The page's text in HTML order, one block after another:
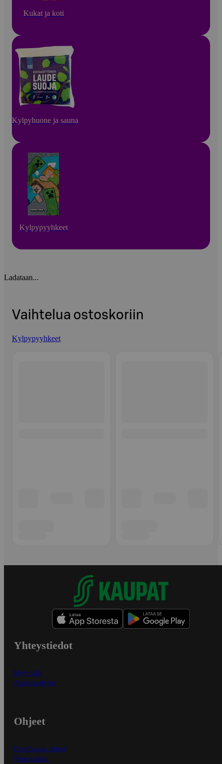
Kukat ja koti
Kylpyhuone ja sauna
Kylpypyyhkeet
Ladataan...
Vaihtelua ostoskoriin
Kylpypyyhkeet
Yhteystiedot
Myymälät
Asiakaspalvelu
Ohjeet
Ensitilaajan ohjeet
Näin maksat